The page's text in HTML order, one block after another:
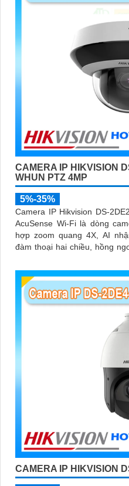
CAMERA IP HIKVISION
WHUN PTZ 4MP
5%-35%
Camera IP Hikvision DS-
AcuSense Wi-Fi là dòng
hợp zoom quang 4X, AI
đàm thoại hai chiều, hồng
CAMERA IP HIKVISION